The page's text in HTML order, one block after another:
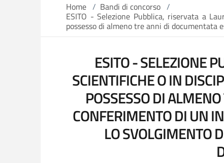
Home / Bandi di concorso /
ESITO - Selezione Pubblica, riservata a
possesso di almeno tre anni di documentata
ESITO - SELEZIONE
SCIENTIFICHE O IN
POSSESSO DI
CONFERIMENTO DI UN
LO SVOLGIMENTO